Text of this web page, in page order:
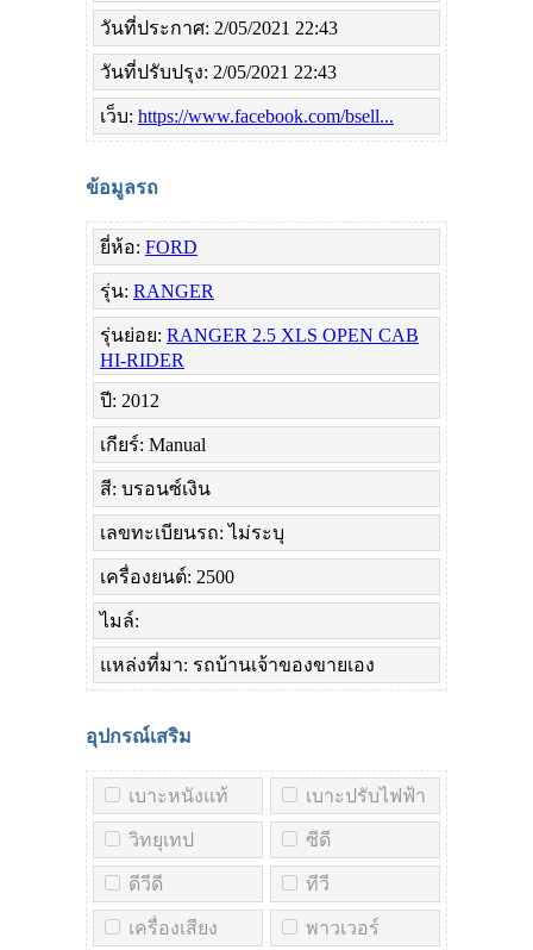
วันที่ประกาศ: 2/05/2021 22:43
วันที่ปรับปรุง: 2/05/2021 22:43
เว็บ: https://www.facebook.com/bsell...
ข้อมูลรถ
ยี่ห้อ: FORD
รุ่น: RANGER
รุ่นย่อย: RANGER 2.5 XLS OPEN CAB
HI-RIDER
ปี: 2012
เกียร์: Manual
สี: บรอนซ์เงิน
เลขทะเบียนรถ: ไม่ระบุ
เครื่องยนต์: 2500
ไมล์:
แหล่งที่มา: รถบ้านเจ้าของขายเอง
อุปกรณ์เสริม
เบาะหนังแท้ เบาะปรับไฟฟ้า
วิทยุเทป ซีดี
ดีวีดี ทีวี
เครื่องเสียง พาวเวอร์